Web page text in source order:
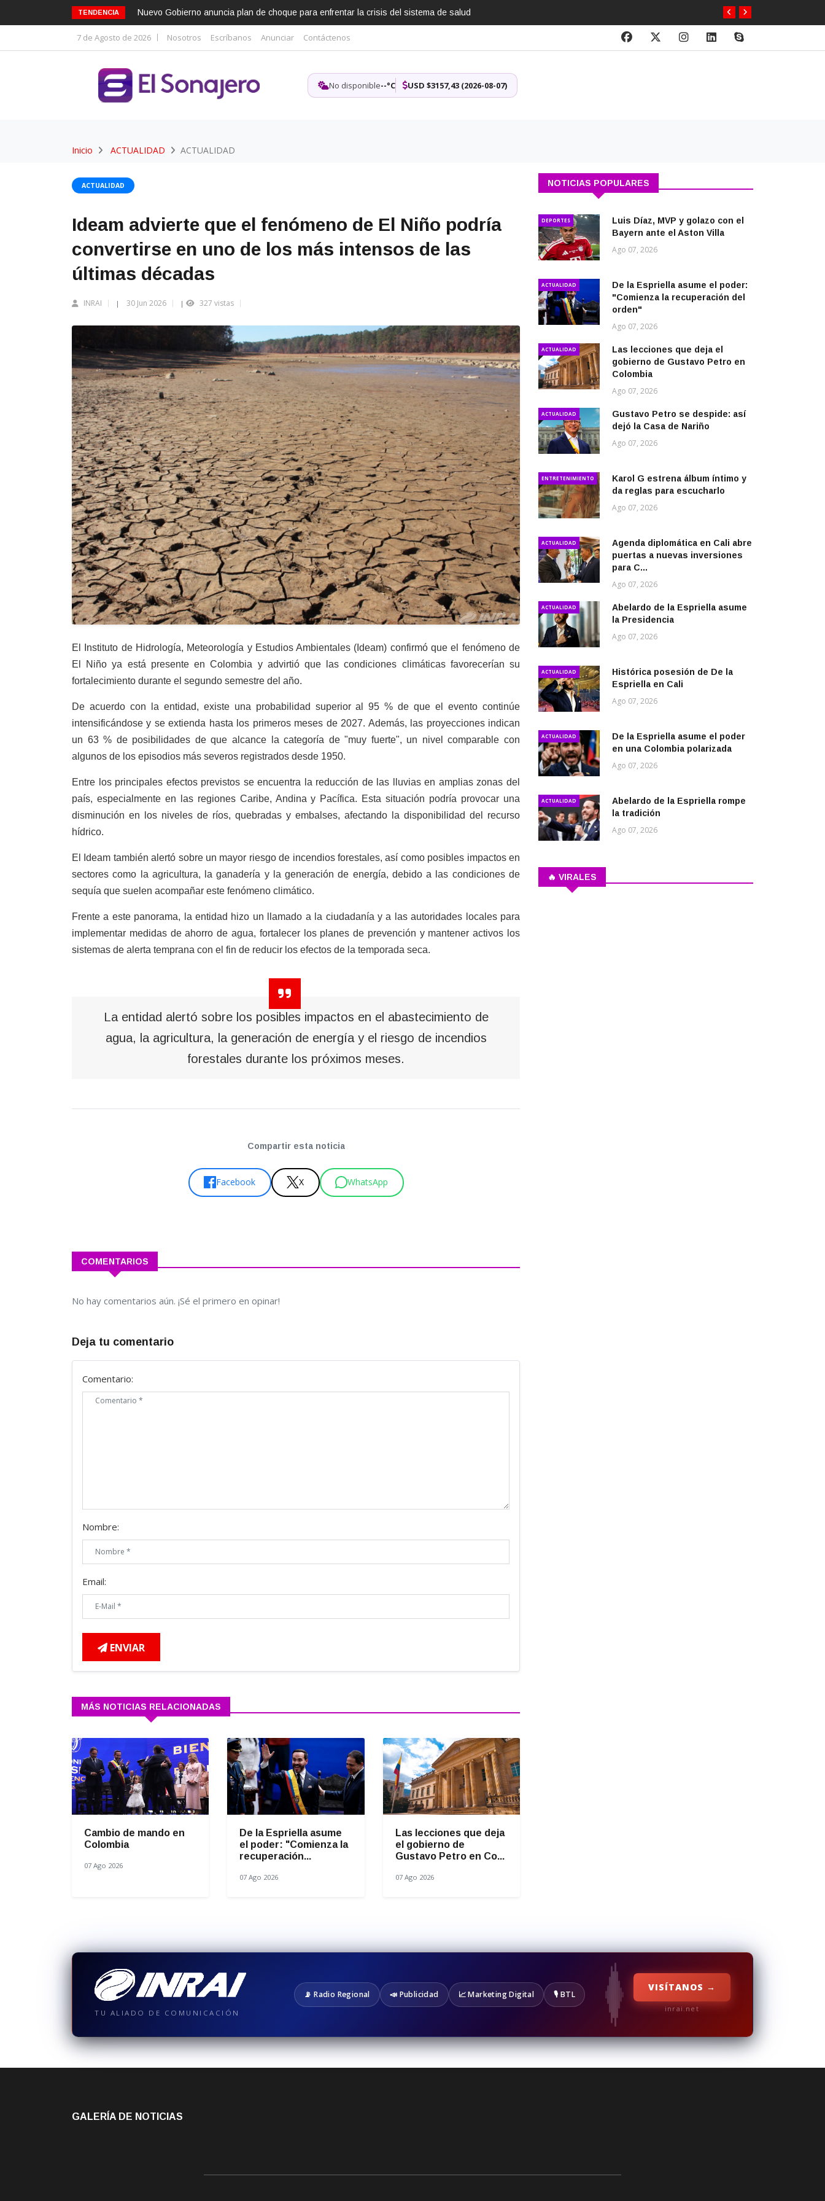
TENDENCIA Nuevo Gobierno anuncia plan de choque para enfrentar la crisis del sistema de salud
7 de Agosto de 2026 Nosotros Escríbanos Anunciar Contáctenos
No disponible--°C USD $3157,43 (2026-08-07)
Inicio ACTUALIDAD ACTUALIDAD
ACTUALIDAD
Ideam advierte que el fenómeno de El Niño podría
convertirse en uno de los más intensos de las
últimas décadas
INRAI | 30 Jun 2026 | 327 vistas
El Instituto de Hidrología, Meteorología y Estudios Ambientales (Ideam) confirmó que el fenómeno de
El Niño ya está presente en Colombia y advirtió que las condiciones climáticas favorecerían su
fortalecimiento durante el segundo semestre del año.
De acuerdo con la entidad, existe una probabilidad superior al 95 % de que el evento continúe
intensificándose y se extienda hasta los primeros meses de 2027. Además, las proyecciones indican
un 63 % de posibilidades de que alcance la categoría de "muy fuerte", un nivel comparable con
algunos de los episodios más severos registrados desde 1950.
Entre los principales efectos previstos se encuentra la reducción de las lluvias en amplias zonas del
país, especialmente en las regiones Caribe, Andina y Pacífica. Esta situación podría provocar una
disminución en los niveles de ríos, quebradas y embalses, afectando la disponibilidad del recurso
hídrico.
El Ideam también alertó sobre un mayor riesgo de incendios forestales, así como posibles impactos en
sectores como la agricultura, la ganadería y la generación de energía, debido a las condiciones de
sequía que suelen acompañar este fenómeno climático.
Frente a este panorama, la entidad hizo un llamado a la ciudadanía y a las autoridades locales para
implementar medidas de ahorro de agua, fortalecer los planes de prevención y mantener activos los
sistemas de alerta temprana con el fin de reducir los efectos de la temporada seca.
La entidad alertó sobre los posibles impactos en el abastecimiento de
agua, la agricultura, la generación de energía y el riesgo de incendios
forestales durante los próximos meses.
Compartir esta noticia
Facebook X WhatsApp
COMENTARIOS
No hay comentarios aún. ¡Sé el primero en opinar!
Deja tu comentario
Comentario:
Nombre:
Email:
ENVIAR
MÁS NOTICIAS RELACIONADAS
Cambio de mando en
Colombia
07 Ago 2026
De la Espriella asume
el poder: "Comienza la
recuperación...
07 Ago 2026
Las lecciones que deja
el gobierno de
Gustavo Petro en Co...
07 Ago 2026
NOTICIAS POPULARES
DEPORTES
Luis Díaz, MVP y golazo con el
Bayern ante el Aston Villa
Ago 07, 2026
ACTUALIDAD
De la Espriella asume el poder:
"Comienza la recuperación del
orden"
Ago 07, 2026
ACTUALIDAD
Las lecciones que deja el
gobierno de Gustavo Petro en
Colombia
Ago 07, 2026
ACTUALIDAD
Gustavo Petro se despide: así
dejó la Casa de Nariño
Ago 07, 2026
ENTRETENIMIENTO
Karol G estrena álbum íntimo y
da reglas para escucharlo
Ago 07, 2026
ACTUALIDAD
Agenda diplomática en Cali abre
puertas a nuevas inversiones
para C...
Ago 07, 2026
ACTUALIDAD
Abelardo de la Espriella asume
la Presidencia
Ago 07, 2026
ACTUALIDAD
Histórica posesión de De la
Espriella en Cali
Ago 07, 2026
ACTUALIDAD
De la Espriella asume el poder
en una Colombia polarizada
Ago 07, 2026
ACTUALIDAD
Abelardo de la Espriella rompe
la tradición
Ago 07, 2026
🔥 VIRALES
TU ALIADO DE COMUNICACIÓN
📡 Radio Regional 📣 Publicidad 📈 Marketing Digital 🎙️ BTL
VISÍTANOS →
inrai.net
GALERÍA DE NOTICIAS